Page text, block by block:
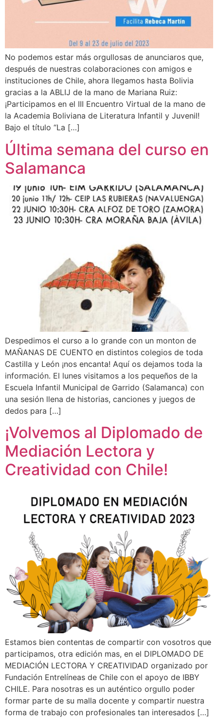
No podemos estar más orgullosas de anunciaros que,
después de nuestras colaboraciones con amigos e
instituciones de Chile, ahora llegamos hasta Bolivia
gracias a la ABLIJ de la mano de Mariana Ruiz:
¡Participamos en el III Encuentro Virtual de la mano de
la Academia Boliviana de Literatura Infantil y Juvenil!
Bajo el título “La […]
Última semana del curso en
Salamanca
Despedimos el curso a lo grande con un monton de
MAÑANAS DE CUENTO en distintos colegios de toda
Castilla y León ¡nos encanta! Aquí os dejamos toda la
información. El lunes visitamos a los pequeños de la
Escuela Infantil Municipal de Garrido (Salamanca) con
una sesión llena de historias, canciones y juegos de
dedos para […]
¡Volvemos al Diplomado de
Mediación Lectora y
Creatividad con Chile!
Estamos bien contentas de compartir con vosotros que
participamos, otra edición mas, en el DIPLOMADO DE
MEDIACIÓN LECTORA Y CREATIVIDAD organizado por
Fundación Entrelíneas de Chile con el apoyo de IBBY
CHILE. Para nosotras es un auténtico orgullo poder
formar parte de su malla docente y compartir nuestra
forma de trabajo con profesionales tan interesados […]